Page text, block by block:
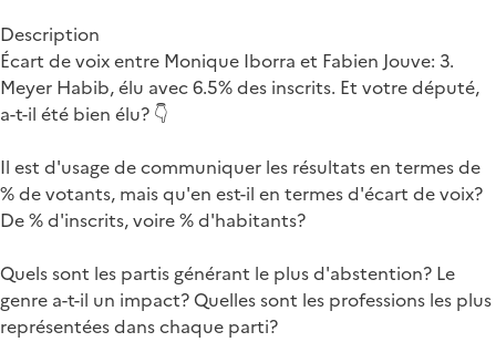
Description
Écart de voix entre Monique Iborra et Fabien Jouve: 3.
Meyer Habib, élu avec 6.5% des inscrits. Et votre député,
a-t-il été bien élu? 👇
Il est d'usage de communiquer les résultats en termes de
% de votants, mais qu'en est-il en termes d'écart de voix?
De % d'inscrits, voire % d'habitants?
Quels sont les partis générant le plus d'abstention? Le
genre a-t-il un impact? Quelles sont les professions les plus
représentées dans chaque parti?